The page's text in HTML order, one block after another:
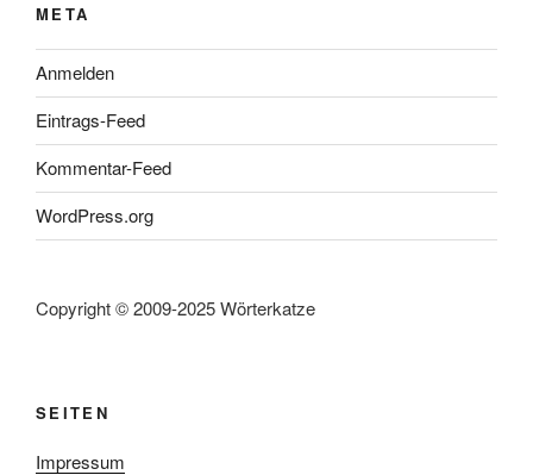
META
Anmelden
Eintrags-Feed
Kommentar-Feed
WordPress.org
Copyright © 2009-2025 Wörterkatze
SEITEN
Impressum